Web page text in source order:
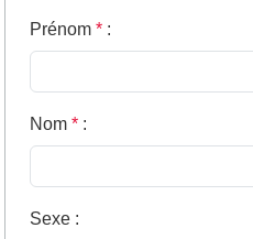
Prénom * :
Nom * :
Sexe :